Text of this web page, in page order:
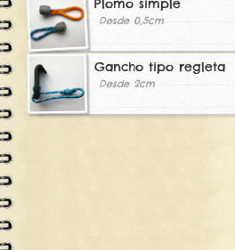
Plomo simple
Desde 0,5cm
Gancho tipo regleta
Desde 2cm